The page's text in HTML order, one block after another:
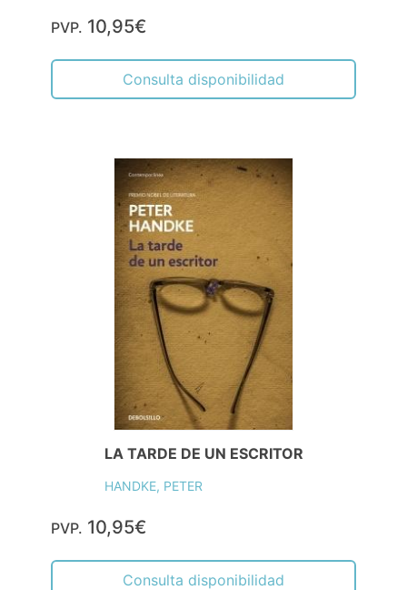
PVP. 10,95€
Consulta disponibilidad
LA TARDE DE UN ESCRITOR
HANDKE, PETER
PVP. 10,95€
Consulta disponibilidad